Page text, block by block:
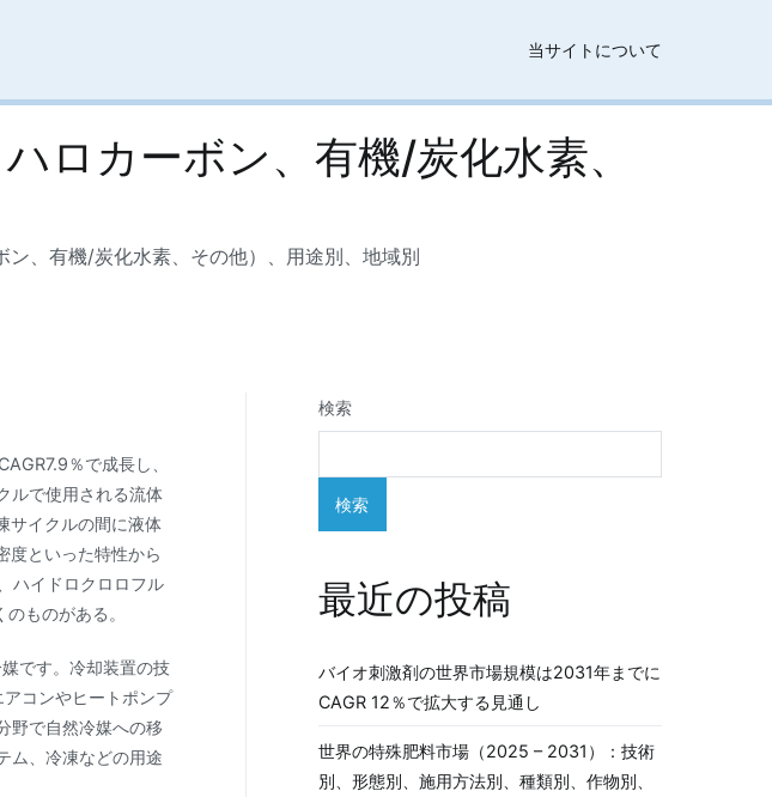
当サイトについて
ロカーボン、有機/炭化水素、
、有機/炭化水素、その他）、用途別、地域別
％で成長し、
ルで使用される流体
サイクルの間に液体
度といった特性から
ハイドロクロロフル
ものがある。
です。冷却装置の技
コンやヒートポンプ
野で自然冷媒への移
ム、冷凍などの用途
検索
検索
最近の投稿
バイオ刺激剤の世界市場規模は2031年までに
CAGR 12％で拡大する見通し
世界の特殊肥料市場（2025 – 2031）：技術
別、形態別、施用方法別、種類別、作物別、